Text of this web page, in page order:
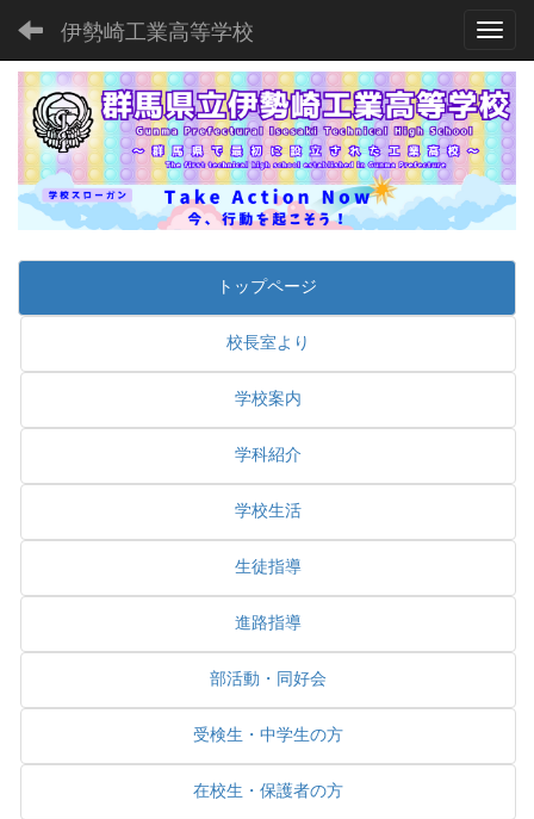
伊勢崎工業高等学校
トップページ
校長室より
学校案内
学科紹介
学校生活
生徒指導
進路指導
部活動・同好会
受検生・中学生の方
在校生・保護者の方